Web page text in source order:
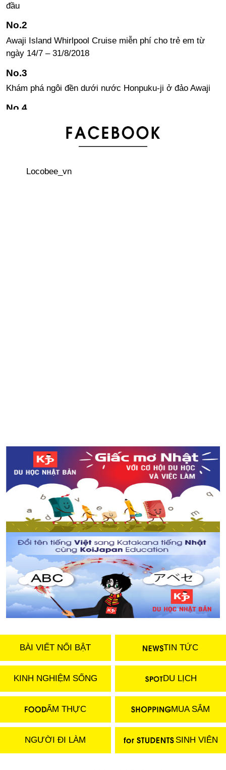
đầu
Awaji Island Whirlpool Cruise miễn phí cho trẻ em từ
ngày 14/7 – 31/8/2018
Khám phá ngôi đền dưới nước Honpuku-ji ở đảo Awaji
Kyoto Tower
Locobee_vn
BÀI VIẾT NỔI BẬT TIN TỨC
KINH NGHIỆM SỐNG DU LỊCH
ẨM THỰC MUA SẮM
NGƯỜI ĐI LÀM SINH VIÊN